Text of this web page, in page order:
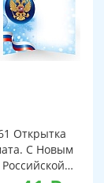
Открытка
С Новым